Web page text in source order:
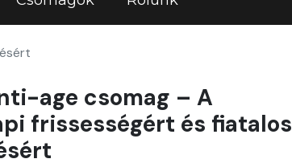
age csomag – A
frissességért és fiatalos